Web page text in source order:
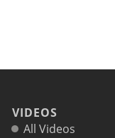
VIDEOS
All Videos